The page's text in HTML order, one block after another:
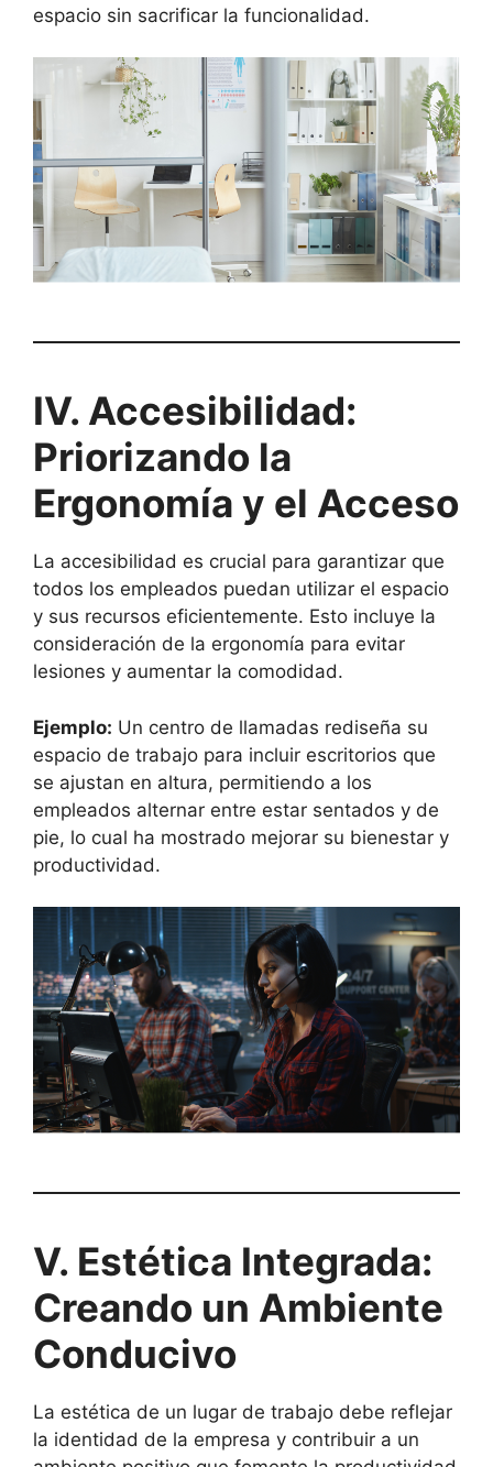
espacio sin sacrificar la funcionalidad.
IV. Accesibilidad:
Priorizando la
Ergonomía y el Acceso
La accesibilidad es crucial para garantizar que
todos los empleados puedan utilizar el espacio
y sus recursos eficientemente. Esto incluye la
consideración de la ergonomía para evitar
lesiones y aumentar la comodidad.
Ejemplo: Un centro de llamadas rediseña su
espacio de trabajo para incluir escritorios que
se ajustan en altura, permitiendo a los
empleados alternar entre estar sentados y de
pie, lo cual ha mostrado mejorar su bienestar y
productividad.
V. Estética Integrada:
Creando un Ambiente
Conducivo
La estética de un lugar de trabajo debe reflejar
la identidad de la empresa y contribuir a un